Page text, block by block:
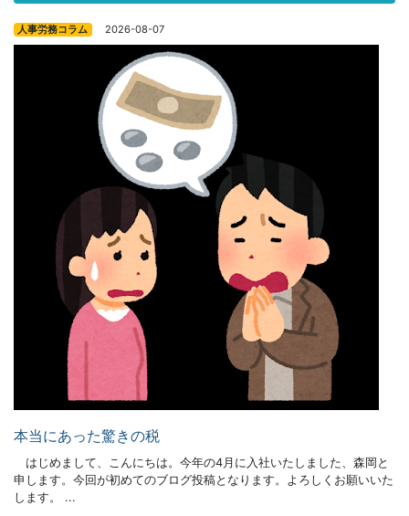
人事労務コラム 2026-08-07
本当にあった驚きの税
はじめまして、こんにちは。今年の4月に入社いたしました、森岡と
申します。今回が初めてのブログ投稿となります。よろしくお願いいた
します。 ...